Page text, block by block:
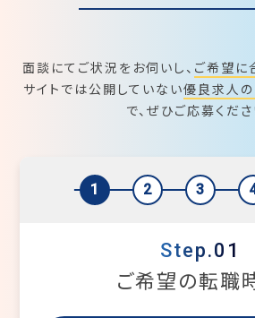
面談にてご状況をお伺いし、 ご希望に
サイトでは公開していない優良求人
で、ぜひご応募くださ
1 2 3
Step.01
ご希望の転職